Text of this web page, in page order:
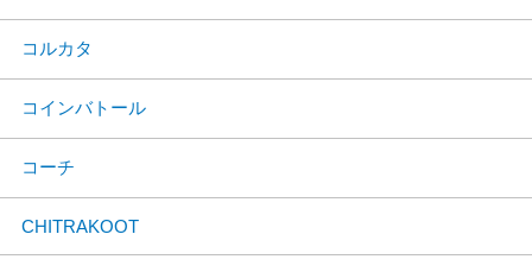
コルカタ
コインバトール
コーチ
CHITRAKOOT